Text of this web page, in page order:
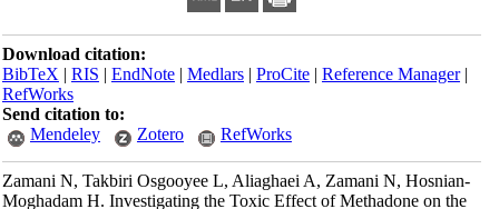
Download citation:
BibTeX|RIS|EndNote|Medlars|ProCite|Reference Manager
RefWorks
Send citation to:
Mendeley
Zotero RefWorks
Zamani N, Takbiri Osgooyee L, Aliaghaei A, Zamani N, Hosnian-
Moghadam H. Investigating the Toxic Effect of Methadone on the